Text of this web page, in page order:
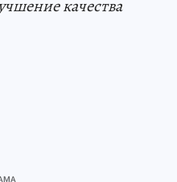
качества